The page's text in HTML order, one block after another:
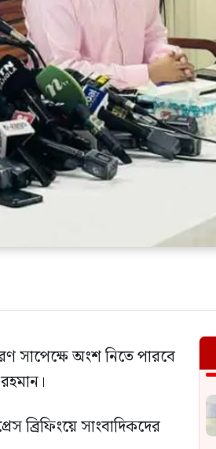
সাপেক্ষে অংশ নিতে পারবে
ব্রিফিংয়ে সাংবাদিকদের